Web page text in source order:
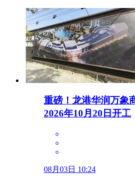
重磅！龙港华润万象
2026年10月20日开工
08月03日 10:24